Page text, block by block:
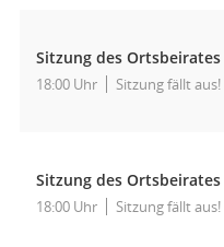
Sitzung des
18:00 Uhr Sitzung fällt aus!
Sitzung des
18:00 Uhr Sitzung fällt aus!